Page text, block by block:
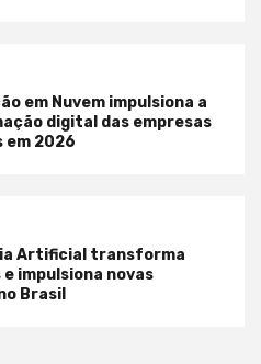
em Nuvem impulsiona a
digital das empresas
em 2026
Artificial transforma
impulsiona novas
Brasil